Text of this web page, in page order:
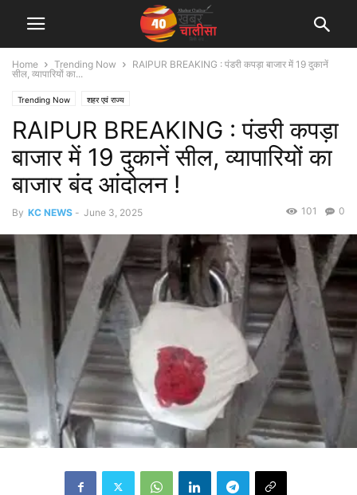
Home Trending Now
RAIPUR BREAKING : पंडरी कपड़ा बाजार में 19 दुकानें
सील, व्यापारियों का...
Trending Now शहर एवं राज्य
RAIPUR BREAKING : पंडरी कपड़ा
बाजार में 19 दुकानें सील, व्यापारियों का
बाजार बंद आंदोलन !
By KC NEWS - June 3, 2025 0
101